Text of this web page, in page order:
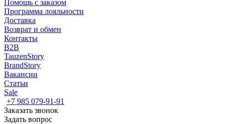
Помощь с заказом
Программа лояльности
Доставка
Возврат и обмен
Контакты
B2B
TauzenStory
BrandStory
Вакансии
Статьи
Sale
+7 985 079-91-91
Заказать звонок
Задать вопрос